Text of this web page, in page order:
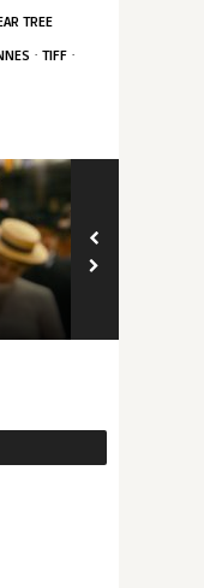
TREE
· TIFF ·